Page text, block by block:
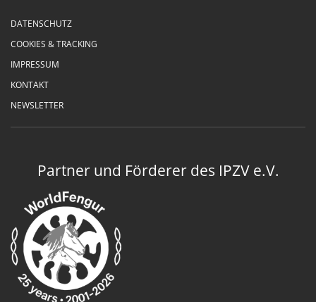
DATENSCHUTZ
COOKIES & TRACKING
IMPRESSUM
KONTAKT
NEWSLETTER
Partner und Förderer des IPZV e.V.